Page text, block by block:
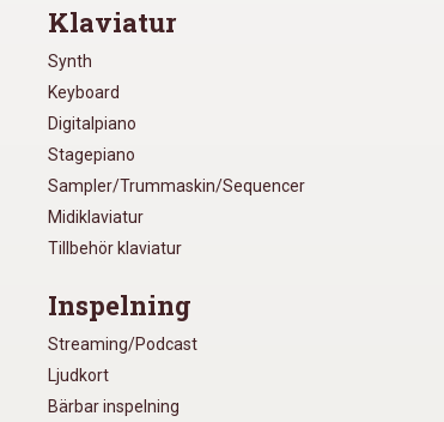
Klaviatur
Synth
Keyboard
Digitalpiano
Stagepiano
Sampler/Trummaskin/Sequencer
Midiklaviatur
Tillbehör klaviatur
Inspelning
Streaming/Podcast
Ljudkort
Bärbar inspelning